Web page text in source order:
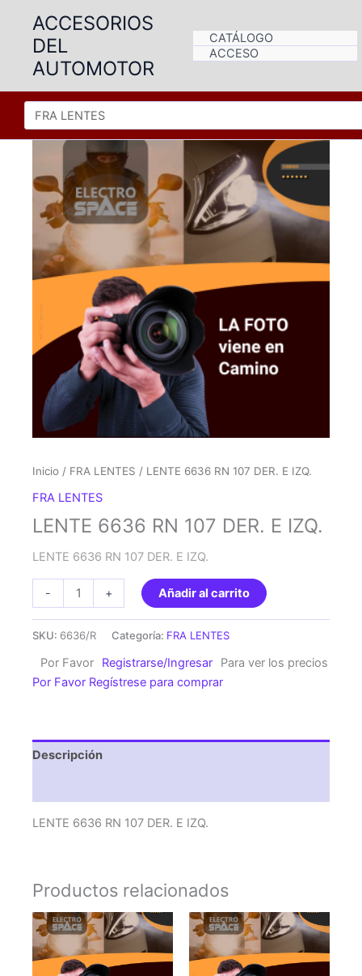
contenido
ACCESORIOS
DEL
AUTOMOTOR
CATÁLOGO
ACCESO
Inicio / FRA LENTES / LENTE 6636 RN 107 DER. E IZQ.
FRA LENTES
LENTE 6636 RN 107 DER. E IZQ.
LENTE 6636 RN 107 DER. E IZQ.
-
6636
DER.
E
+ Añadir al carrito
SKU: 6636/R Categoría: FRA LENTES
Por Favor Registrarse/Ingresar
Para ver los precios
Por Favor Regístrese para comprar
Descripción
LENTE 6636 RN 107 DER. E IZQ.
Productos relacionados